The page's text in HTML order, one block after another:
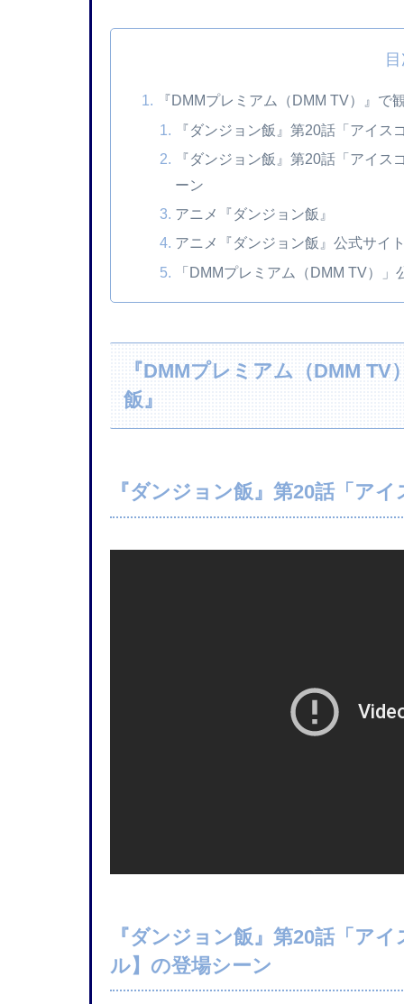
『DMMプレミアム（DMM TV）』で
『ダンジョン飯』第20話「アイス
『ダンジョン飯』第20話「アイ
ーン
アニメ『ダンジョン飯』
アニメ『ダンジョン飯』公式サイ
「DMMプレミアム（DMM TV）」
『DMMプレミアム（DMM
飯』
『ダンジョン飯』第20話「ア
『ダンジョン飯』第20話「ア
ル】の登場シーン